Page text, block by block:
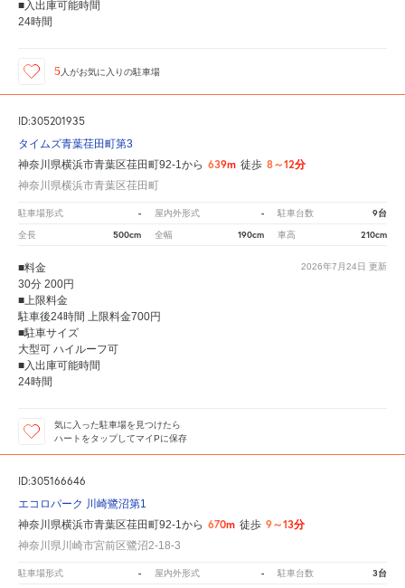
■入出庫可能時間
24時間
5 人がお気に入りの駐車場
ID:305201935
タイムズ青葉荏田町第3
神奈川県横浜市青葉区荏田町92-1から 639m 徒歩 8～12分
神奈川県横浜市青葉区荏田町
駐車場形式 - 屋内外形式 - 駐車台数 9台
全長 500cm 全幅 190cm 車高 210cm
2026年7月24日 更新
■料金
30分 200円
■上限料金
駐車後24時間 上限料金700円
■駐車サイズ
大型可 ハイルーフ可
■入出庫可能時間
24時間
気に入った駐車場を見つけたら
ハートをタップしてマイPに保存
ID:305166646
エコロパーク 川崎鷺沼第1
神奈川県横浜市青葉区荏田町92-1から 670m 徒歩 9～13分
神奈川県川崎市宮前区鷺沼2-18-3
駐車場形式 - 屋内外形式 - 駐車台数 3台